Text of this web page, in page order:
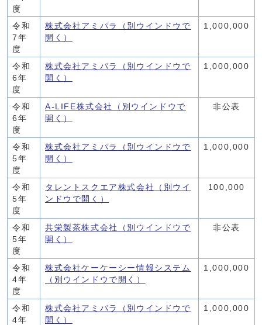
度
令和
7年
度
株式会社アミパラ
（別ウインドウで
開く）
1,000,000
令和
6年
度
株式会社アミパラ
（別ウインドウで
開く）
1,000,000
令和
6年
度
A-LIFE株式会社
（別ウインドウで
開く）
非公表
令和
5年
度
株式会社アミパラ
（別ウインドウで
開く）
1,000,000
令和
5年
度
タレントスクエア株式会社
（別ウイ
ンドウで開く）
100,000
令和
5年
度
共栄製茶株式会社
（別ウインドウで
開く）
非公表
令和
4年
度
株式会社ケーケーシー情報システム
（別ウインドウで開く）
1,000,000
令和
4年
株式会社アミパラ
（別ウインドウで
開く）
1,000,000